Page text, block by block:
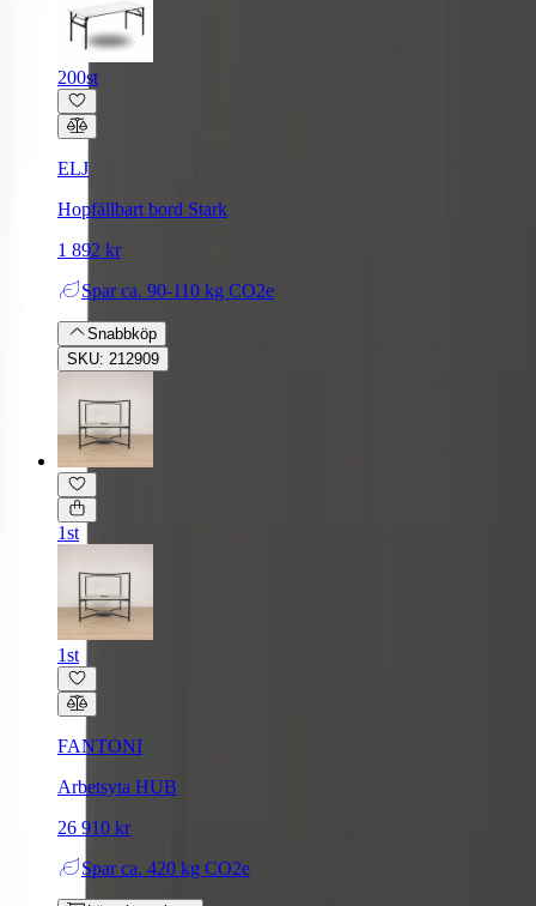
200st
ELJ
Hopfällbart bord Stark
1 892 kr
Spar ca. 90-110 kg CO2e
Snabbköp
SKU: 212909
1st
1st
FANTONI
Arbetsyta HUB
26 910 kr
Spar ca. 420 kg CO2e